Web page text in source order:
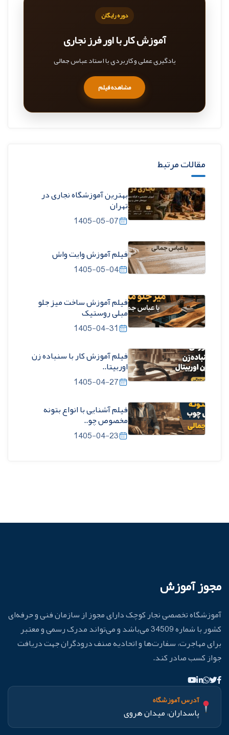
دوره رایگان
آموزش کار با اور فرز نجاری
یادگیری عملی و کاربردی با استاد عباس جمالی
مشاهده فیلم
مقالات مرتبط
بهترین آموزشگاه نجاری در
تهران
1405-05-07
فیلم آموزش وایت واش
1405-05-04
فیلم آموزش ساخت میز جلو
مبلی روستیک
1405-04-31
فیلم آموزش کار با سنباده زن
اوربیتا..
1405-04-27
فیلم آشنایی با انواع بتونه
مخصوص چو..
1405-04-23
مجوز آموزش
آموزشگاه تخصصی نجار کوچک دارای مجوز از سازمان فنی و حرفه‌ای
کشور با شماره 34509 می‌باشد و می‌تواند مدرک رسمی و معتبر
برای مهاجرت، سفارت‌ها و اتحادیه صنف درودگران جهت دریافت
جواز کسب صادر کند.
آدرس آموزشگاه
پاسداران، میدان هروی